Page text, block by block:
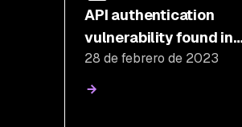
API authentication
vulnerability found in
Snyk Kubernetes
integration (CVE-2023-
28 de febrero de 2023